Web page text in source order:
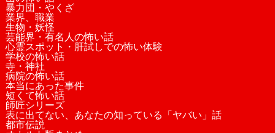
暴力団・やくざ
業界、職業
生物・妖怪
芸能界・有名人の怖い話
心霊スポット・肝試しでの怖い体験
学校の怖い話
寺・神社
病院の怖い話
本当にあった事件
短くて怖い話
師匠シリーズ
表に出てない、あなたの知っている「ヤバい」話
都市伝説